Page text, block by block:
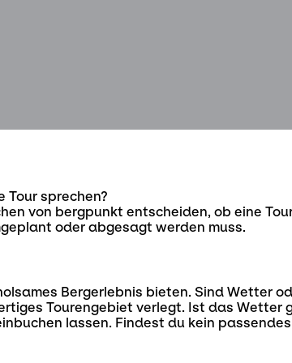
Tour sprechen?
von bergpunkt entscheiden, ob eine
oder abgesagt werden muss.
Bergerlebnis bieten. Sind Wetter
Tourengebiet verlegt. Ist das
lassen. Findest du kein